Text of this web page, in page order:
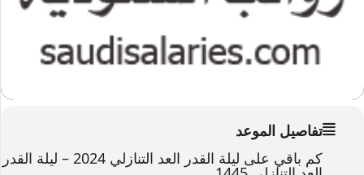
تفاصيل الموعد
كم باقي على ليلة القدر العد التنازلي 2024 – ليلة القدر